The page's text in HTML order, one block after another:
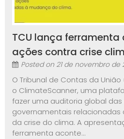
TCU lança
ações contra crise
Posted on 21 de novembro de
O Tribunal de Contas da
o ClimateScanner, uma
fazer uma auditoria global
governamentais
da crise do clima. A
ferramenta aconte...